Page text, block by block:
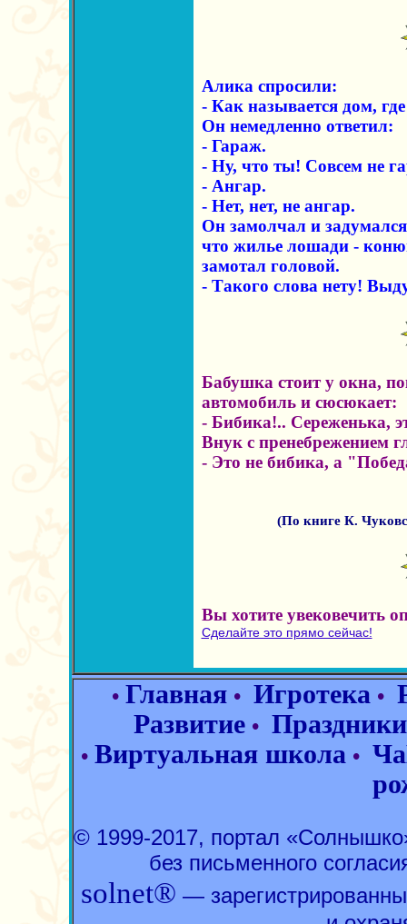
Алика спросили:
- Как называется дом,
Он немедленно ответил:
- Гараж.
- Ну, что ты! Совсем не
- Ангар.
- Нет, нет, не ангар.
Он замолчал и
что жилье лошади -
замотал головой.
- Такого слова нету!
Бабушка стоит у окна,
автомобиль и сюсюкает:
- Бибика!.. Сереженька,
Внук с пренебрежением
- Это не бибика, а
(По книге К.
Вы хотите увековечить
Сделайте это прямо сейчас!
• Главная • Игротека •
Развитие• Праздники
• Виртуальная школа •
© 1999-2017, портал
без письменного
solnet® —